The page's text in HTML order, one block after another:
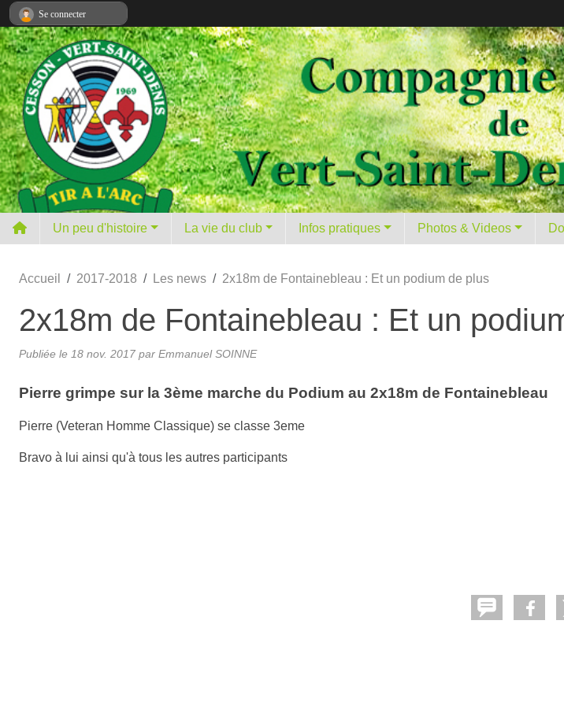
Un peu d'histoire La vie du club Infos pratiques Photos & Videos
Accueil 2017-2018 Les news 2x18m de Fontainebleau : Et un podium de plus
2x18m de Fontainebleau : Et un
Publiée le 18 nov. 2017 par Emmanuel SOINNE
Pierre grimpe sur la 3ème marche du Podium au 2x18m de Fontainebleau
Pierre (Veteran Homme Classique) se classe 3eme
Bravo à lui ainsi qu'à tous les autres participants
Se connecter
Panneau de gestion des cookies